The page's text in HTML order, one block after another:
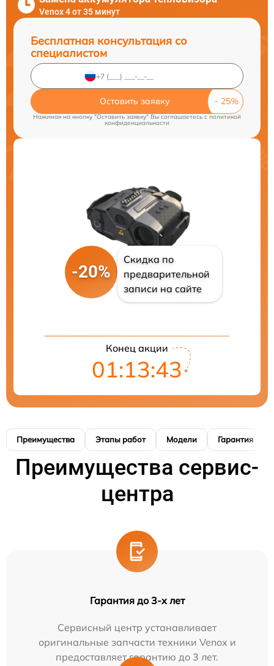
Venox 4 от 35 минут
Бесплатная консультация со
специалистом
Оставить заявку
Нажимая на кнопку "Оставить заявку" Вы соглашаетесь cполитикой
конфиденциальности
-20%
Скидка по
предварительной
записи на сайте
Конец акции
01:13:42
Преимущества Этапы работ Модели Гарантия
Преимущества сервис-
центра
Гарантия до 3-х лет
Сервисный центр устанавливает
оригинальные запчасти техники Venox и
предоставляет гарантию до 3 лет.